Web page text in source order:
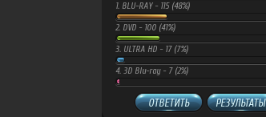
1. BLU-RAY - 115 (48%)
2. DVD - 100 (41%)
3. ULTRA HD - 17 (7%)
4. 3D Blu-ray - 7 (2%)
ОТВЕТИТЬ РЕЗУЛЬТАТЫ